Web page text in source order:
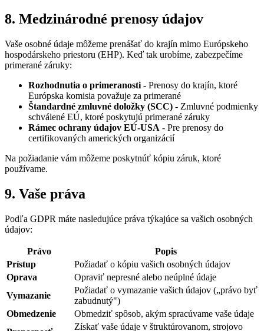
8. Medzinárodné prenosy údajov
Vaše osobné údaje môžeme prenášať do krajín mimo Európskeho
hospodárskeho priestoru (EHP). Keď tak urobíme, zabezpečíme
primerané záruky:
Rozhodnutia o primeranosti - Prenosy do krajín, ktoré
Európska komisia považuje za primerané
Štandardné zmluvné doložky (SCC) - Zmluvné podmienky
schválené EÚ, ktoré poskytujú primerané záruky
Rámec ochrany údajov EÚ-USA - Pre prenosy do
certifikovaných amerických organizácií
Na požiadanie vám môžeme poskytnúť kópiu záruk, ktoré
používame.
9. Vaše práva
Podľa GDPR máte nasledujúce práva týkajúce sa vašich osobných
údajov:
Právo
Popis
Prístup
Požiadať o kópiu vašich osobných údajov
Oprava
Opraviť nepresné alebo neúplné údaje
Vymazanie
Požiadať o vymazanie vašich údajov („právo byť
zabudnutý")
Obmedzenie
Obmedziť spôsob, akým spracúvame vaše údaje
Získať vaše údaje v štruktúrovanom, strojovo